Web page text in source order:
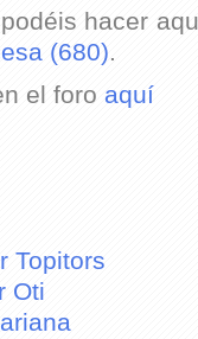
hacer
(680).
el foro aquí
Topitors
Oti